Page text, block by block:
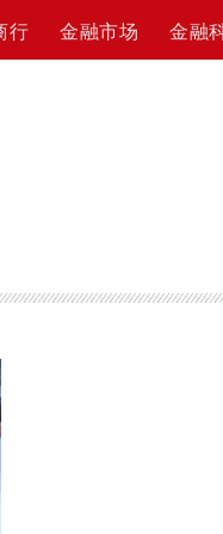
行 金融市场 金融